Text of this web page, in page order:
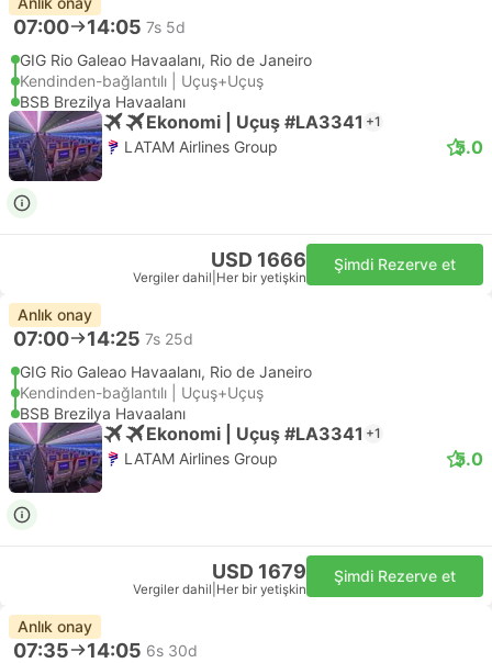
07:00 14:05 7s 5d
GIG Rio Galeao Havaalanı, Rio de Janeiro
Kendinden-bağlantılı | Uçuş+Uçuş
BSB Brezilya Havaalanı
Ekonomi | Uçuş #LA3341 +1
LATAM Airlines Group 5.0
USD 1666
Vergiler dahil Her bir yetişkin
Şimdi Rezerve et
Anlık onay
07:00 14:25 7s 25d
GIG Rio Galeao Havaalanı, Rio de Janeiro
Kendinden-bağlantılı | Uçuş+Uçuş
BSB Brezilya Havaalanı
Ekonomi | Uçuş #LA3341 +1
LATAM Airlines Group 5.0
USD 1679
Vergiler dahil Her bir yetişkin
Şimdi Rezerve et
Anlık onay
07:35 14:05 6s 30d